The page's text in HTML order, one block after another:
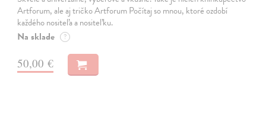
Artforum, ale aj tričko Artforum Počítaj so mnou, ktoré ozdobí
každého nositeľa a nositeľku.
Na sklade ?
50,00 €